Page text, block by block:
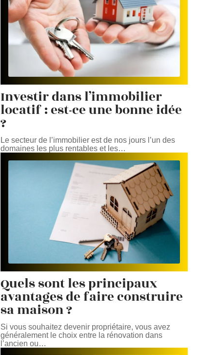
Investir dans l’immobilier
locatif : est-ce une bonne idée
?
Le secteur de l’immobilier est de nos jours l’un des
domaines les plus rentables et les…
Quels sont les principaux
avantages de faire construire
sa maison ?
Si vous souhaitez devenir propriétaire, vous avez
généralement le choix entre la rénovation dans
l’ancien ou…